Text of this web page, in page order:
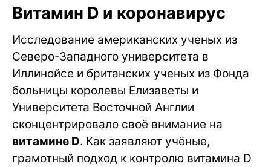
Витамин D и коронавирус
Исследование американских ученых из
Северо-Западного университета в
Иллинойсе и британских ученых из Фонда
больницы королевы Елизаветы и
Университета Восточной Англии
сконцентрировало своё внимание на
витамине D. Как заявляют учёные,
грамотный подход к контролю витамина D